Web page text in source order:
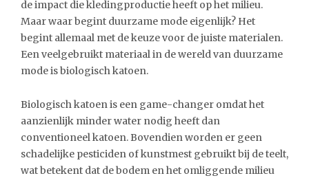
de impact die kledingproductie heeft op het milieu.
Maar waar begint duurzame mode eigenlijk? Het
begint allemaal met de keuze voor de juiste materialen.
Een veelgebruikt materiaal in de wereld van duurzame
mode is biologisch katoen.
Biologisch katoen is een game-changer omdat het
aanzienlijk minder water nodig heeft dan
conventioneel katoen. Bovendien worden er geen
schadelijke pesticiden of kunstmest gebruikt bij de teelt,
wat betekent dat de bodem en het omliggende milieu